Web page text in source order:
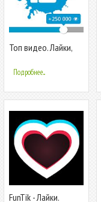
Топ видео. Лайки,
подписчики
Подробнее...
FunTik - Лайки.